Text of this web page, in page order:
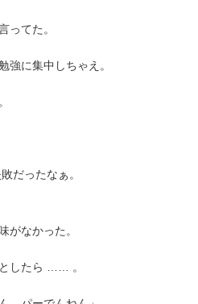
ってた。
強に集中しちゃえ。
だったなぁ。
がなかった。
したら …… 。